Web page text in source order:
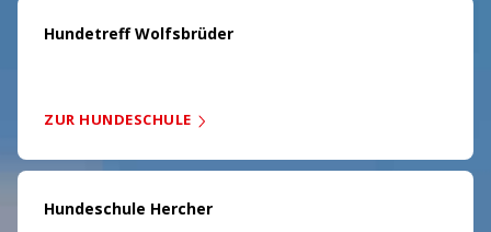
Hundetreff Wolfsbrüder
ZUR HUNDESCHULE
Hundeschule Hercher